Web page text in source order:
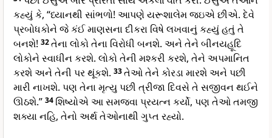
કહ્યું કે, “ધ્યાનથી સાંભળો! આપણે યરૂશાલેમ જઇએ છીએ. દેવે
પ્રબોધકોને જે કંઈ માણસના દીકરા વિષે લખવાનું કહ્યું હતું તે
બનશે! 32તેના લોકો તેના વિરોધી બનશે. અને તેને બીનયહૂદિ
લોકોને સ્વાધીન કરશે. લોકો તેની મશ્કરી કરશે, તેને અપમાનિત
કરશે અને તેની પર થૂંકશે. 33તેઓ તેને કોરડા મારશે અને પછી
મારી નાખશે. પણ તેના મૃત્યુ પછી ત્રીજા દિવસે તે સજીવન થઈને
ઊઠશે.” 34 શિષ્યોએ આ સમજવા પ્રયત્ન કર્યો, પણ તેઓ તમજી
શક્યા નહિ, તેનો અર્થ તેઓનાથી ગુપ્ત રહ્યો.